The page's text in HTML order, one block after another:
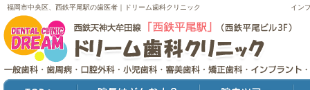
イン
福岡市中央区、西鉄平尾駅の歯医者｜ドリーム歯科クリニック